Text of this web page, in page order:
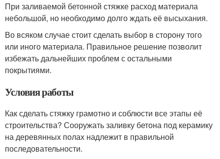
При заливаемой бетонной стяжке расход материала
небольшой, но необходимо долго ждать её высыхания.
Во всяком случае стоит сделать выбор в сторону того
или иного материала. Правильное решение позволит
избежать дальнейших проблем с остальными
покрытиями.
Условия работы
Как сделать стяжку грамотно и соблюсти все этапы её
строительства? Сооружать заливку бетона под керамику
на деревянных полах надлежит в правильной
последовательности.